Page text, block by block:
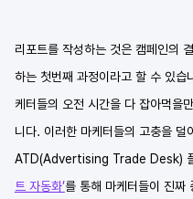
리포트를 작성하는 것은 캠페인의
하는 첫번째 과정이라고 할 수 있
케터들의 오전 시간을 다 잡아먹을
니다. 이러한 마케터들의 고충을 덜
ATD(Advertising Trade Desk) 플
트 자동화’를 통해 마케터들이 진짜